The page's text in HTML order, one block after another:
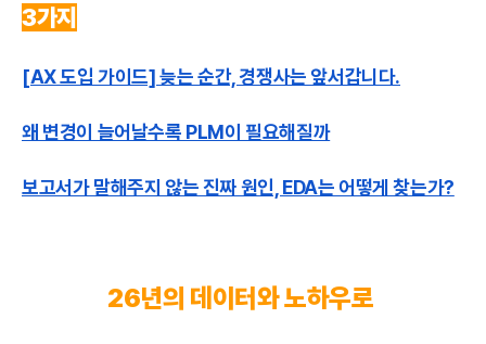
3가지
[AX 도입 가이드] 늦는 순간, 경쟁사는 앞서갑니다.
왜 변경이 늘어날수록 PLM이 필요해질까
보고서가 말해주지 않는 진짜 원인, EDA는 어떻게 찾는가?
26년의 데이터와 노하우로